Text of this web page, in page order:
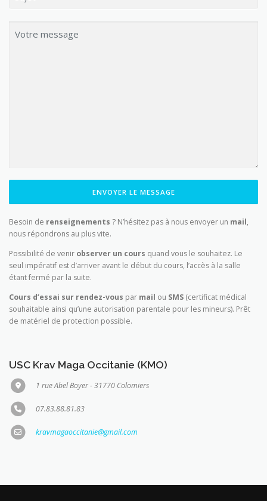
ENVOYER LE MESSAGE
Besoin de renseignements ? N’hésitez pas à nous envoyer un mail,
nous répondrons au plus vite.
Possibilité de venir observer un cours quand vous le souhaitez. Le
seul impératif est d’arriver avant le début du cours, l’accès à la salle
étant fermé par la suite.
Cours d’essai sur rendez-vous par mail ou SMS (certificat médical
souhaitable ainsi qu’une autorisation parentale pour les mineurs). Prêt
de matériel de protection possible.
USC Krav Maga Occitanie (KMO)
1 rue Abel Boyer - 31770 Colomiers
07.83.88.81.83
kravmagaoccitanie@gmail.com